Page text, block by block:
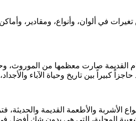
في ألوان، وأنواع، ومقادير،
القديمة صارت معظمها من الموروث،
الأشربة والأطعمة القديمة والحديثة،